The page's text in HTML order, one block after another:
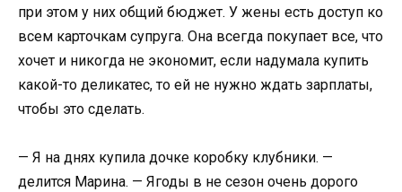
при этом у них общий бюджет. У жены есть доступ ко
всем карточкам супруга. Она всегда покупает все, что
хочет и никогда не экономит, если надумала купить
какой-то деликатес, то ей не нужно ждать зарплаты,
чтобы это сделать.
— Я на днях купила дочке коробку клубники. —
делится Марина. — Ягоды в не сезон очень дорого